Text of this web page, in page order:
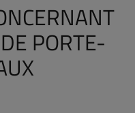
PORTE-